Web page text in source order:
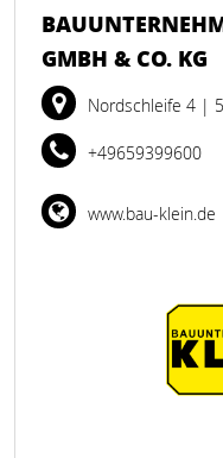
GMBH & CO. KG
Nordschleife 4 |
+49659399600
www.bau-klein.de